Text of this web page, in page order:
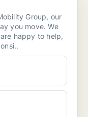
Group, our
you move. We
happy to help,